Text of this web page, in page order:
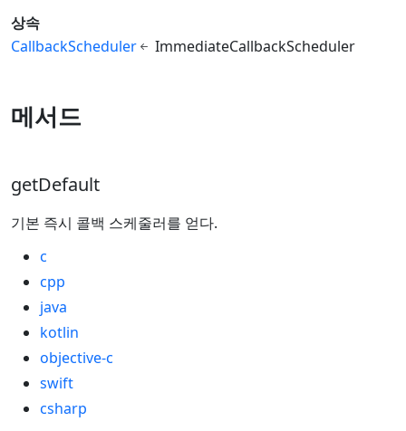
상속
CallbackScheduler
ImmediateCallbackScheduler
메서드
getDefault
기본 즉시 콜백 스케줄러를 얻다.
c
cpp
java
kotlin
objective-c
swift
csharp